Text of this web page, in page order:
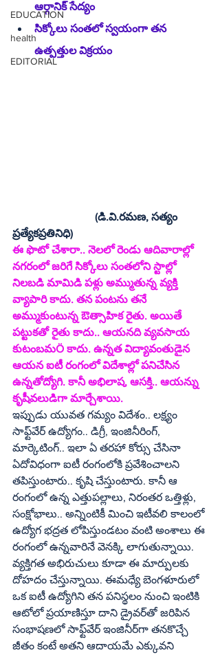
EDUCATION
health
EDITORIAL
ఆర్గానిక్ సేద్యం
సిక్కోలు సంతలో స్వయంగా తన
ఉత్పత్తుల విక్రయం
(డి.వి.రమణ, సత్యం
ప్రత్యేకప్రతినిధి)
ఈ ఫొటో చేశారా.. నెలలో రెండు ఆదివారాల్లో
నగరంలో జరిగే సిక్కోలు సంతలోని స్టాల్లో
నిలబడి మామిడి పళ్లు అమ్ముతున్న వ్యక్తి
వ్యాపారి కాదు. తన పంటను తనే
అమ్ముకుంటున్న ఔత్సాహిక రైతు. అయితే
పట్టుకతో రైతు కాదు.. ఆయనది వ్యవసాయ
కుటంబమÖ కాదు. ఉన్నత విద్యావంతుడైన
ఆయన ఐటీ రంగంలో విదేశాల్లో పనిచేసిన
ఉన్నతోద్యోగి. కానీ అభిలాష, ఆసక్తి.. ఆయన్ను
కృషీవలుడిగా మార్చేశాయి.
ఇప్పుడు యువత గమ్యం విదేశం.. లక్ష్యం
సాఫ్ట్‌వేర్ ఉద్యోగం.. డిగ్రీ, ఇంజినీరింగ్,
మార్కెటింగ్.. ఇలా ఏ తరహా కోర్సు చేసినా
ఏదోవిధంగా ఐటీ రంగంలోకి ప్రవేశించాలని
తపిస్తుంటారు.. కృషి చేస్తుంటారు. కానీ ఆ
రంగంలో ఉన్న ఎత్తుపల్లాలు, నిరంతర ఒత్తిళ్లు,
సంక్షోభాలు.. అన్నింటికీ మించి ఇటీవలి కాలంలో
ఉద్యోగ భద్రత లోపిస్తుండటం వంటి అంశాలు ఈ
రంగంలో ఉన్నవారినే వెనక్కి లాగుతున్నాయి.
వ్యక్తిగత అభిరుచులు కూడా ఈ మార్పులకు
దోహదం చేస్తున్నాయి. ఈమధ్యే బెంగళూరులో
ఒక ఐటీ ఉద్యోగిని తన పనిస్థలం నుంచి ఇంటికి
ఆటోలో ప్రయాణిస్తూ దాని డ్రైవర్‌తో జరిపిన
సంభాషణలో సాఫ్ట్‌వేర్ ఇంజినీర్‌గా తనకొచ్చే
జీతం కంటే అతని ఆదాయమే ఎక్కువని